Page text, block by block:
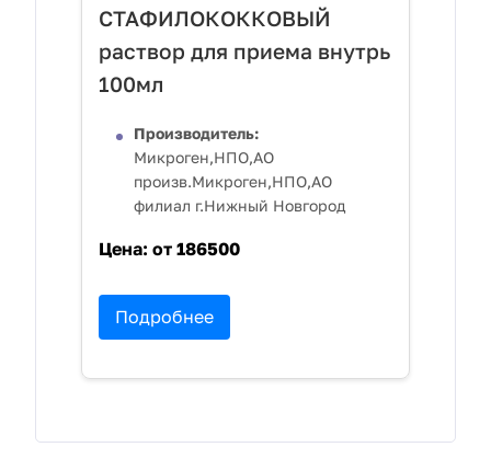
СТАФИЛОКОККОВЫЙ
раствор для приема внутрь
100мл
Производитель:
Микроген,НПО,АО
произв.Микроген,НПО,АО
филиал г.Нижный Новгород
Цена: от 186500
Подробнее